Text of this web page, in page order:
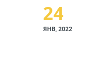
24
ЯНВ, 2022